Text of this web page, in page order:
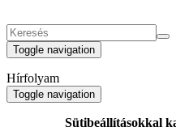
Toggle navigation
Hírfolyam
Toggle navigation
Sütibeállításokkal